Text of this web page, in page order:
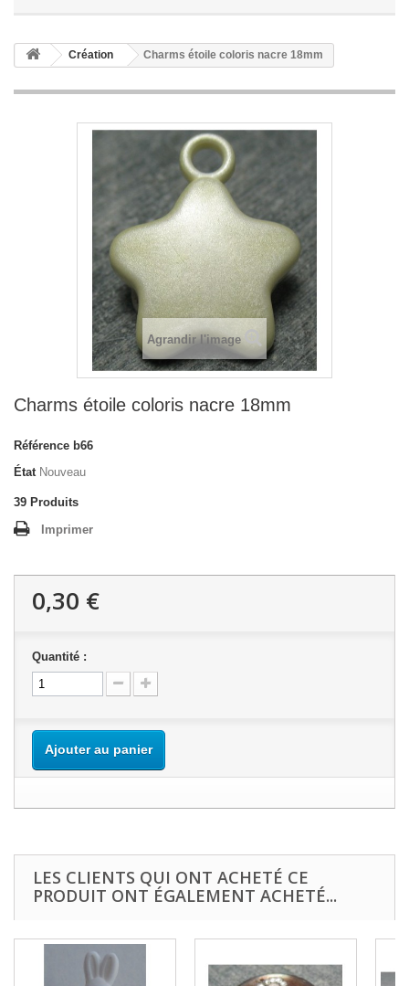
Création Charms étoile coloris nacre 18mm
Agrandir l'image
Charms étoile coloris nacre 18mm
Référence b66
État Nouveau
39 Produits
Imprimer
0,30 €
Quantité :
Ajouter au panier
LES CLIENTS QUI ONT ACHETÉ CE
PRODUIT ONT ÉGALEMENT ACHETÉ...